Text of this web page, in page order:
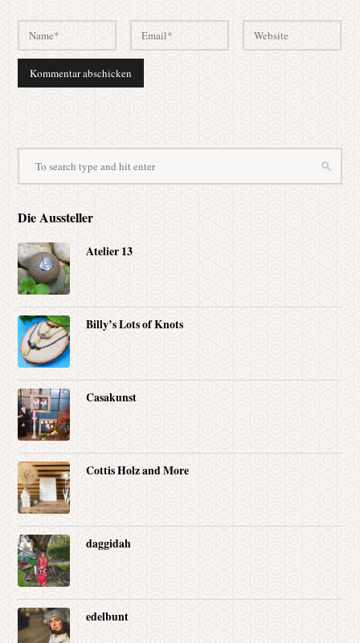
Die Aussteller
Atelier 13
Billy’s Lots of Knots
Casakunst
Cottis Holz and More
daggidah
edelbunt